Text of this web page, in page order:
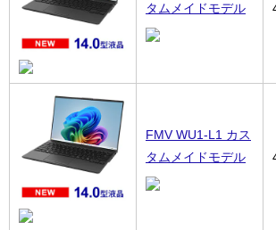
タムメイドモデル
FMV WU1-L1 カス
タムメイドモデル